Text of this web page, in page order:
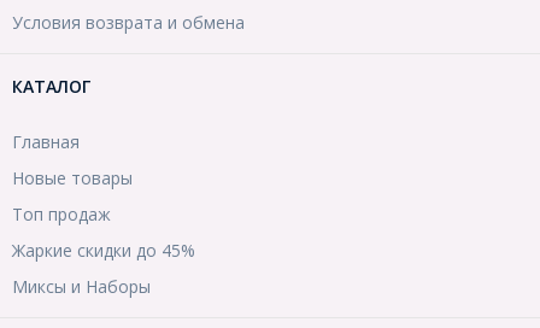
Условия возврата и обмена
КАТАЛОГ
Главная
Новые товары
Топ продаж
Жаркие скидки до 45%
Миксы и Наборы